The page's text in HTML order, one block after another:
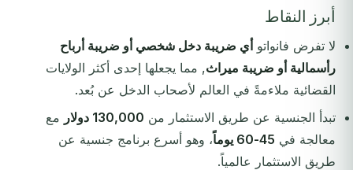
أبرز النقاط
لا تفرض فانواتو أي ضريبة دخل شخصي أو ضريبة أرباح
رأسمالية أو ضريبة ميراث, مما يجعلها إحدى أكثر الولايات
القضائية ملاءمةً في العالم لأصحاب الدخل عن بُعد.
تبدأ الجنسية عن طريق الاستثمار من 130,000 دولار
مع
معالجة في 45-60 يوماً
، وهو أسرع برنامج جنسية عن
طريق الاستثمار عالمياً.